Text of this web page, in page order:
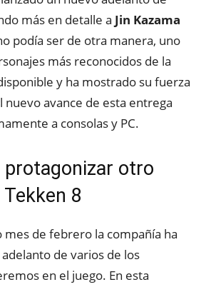
más en detalle a Jin Kazama
podía ser de otra manera, uno
más reconocidos de la
y ha mostrado su fuerza
nuevo avance de esta entrega
a consolas y PC.
protagonizar otro
8
mes de febrero la compañía ha
de varios de los
en el juego. En esta